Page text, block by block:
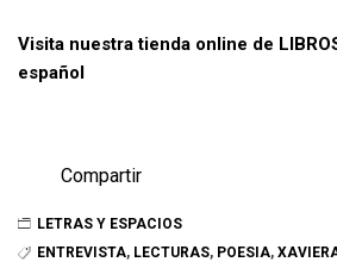
Visita nuestra tienda online de
español
Compartir
LETRAS Y ESPACIOS
ENTREVISTA, LECTURAS, POESIA,